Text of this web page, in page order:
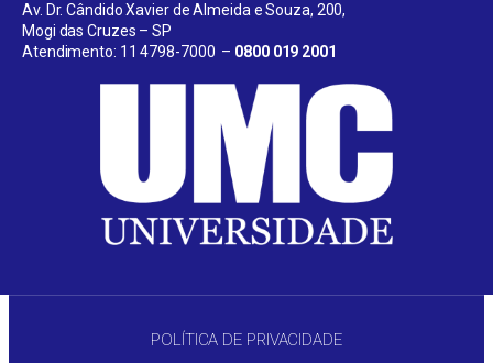
Av. Dr. Cândido Xavier de Almeida e Souza, 200,
Mogi das Cruzes – SP
Atendimento: 11 4798-7000 – 0800 019 2001
POLÍTICA DE PRIVACIDADE